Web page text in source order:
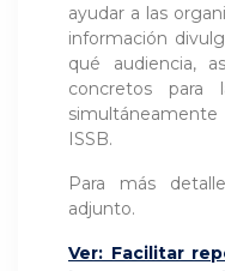
ayudar a las
información
qué audiencia,
concretos para
ISSB.
Para más
adjunto.
Ver: Facilitar